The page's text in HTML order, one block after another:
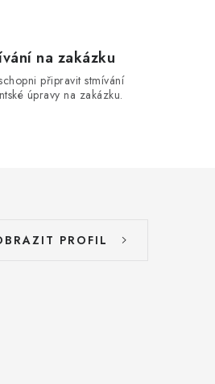
na zakázku
připravit stmívání
úpravy na zakázku.
PROFIL